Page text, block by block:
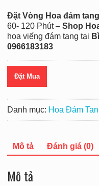
Đặt Vòng Hoa đám
60- 120 Phút – Shop
hoa viếng đám tang tại
0966183183
Đặt Mua
Danh mục: Hoa Đám
Mô tả Đánh giá (0)
Mô tả